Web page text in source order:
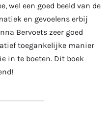
wel een goed beeld van de
en gevoelens erbij
Bervoets zeer goed
toegankelijke manier
in te boeten. Dit boek